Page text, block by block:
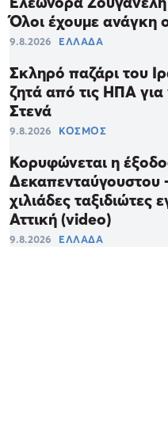
Όλοι έχουμε ανάγκη
9.8.2026 ΕΛΛΑΔΑ
Σκληρό παζάρι του
ζητά από τις ΗΠΑ για
Στενά
9.8.2026 ΚΟΣΜΟΣ
Κορυφώνεται η
Δεκαπενταύγουστου
χιλιάδες ταξιδιώτες
Αττική (video)
9.8.2026 ΕΛΛΑΔΑ